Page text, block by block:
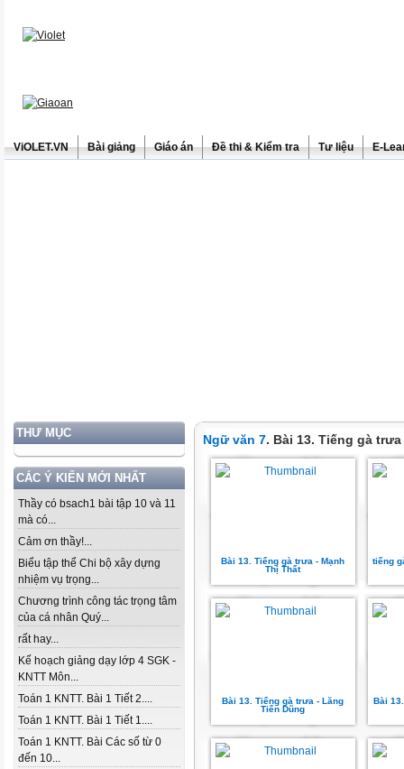
ViOLET.VN Bài giảng Giáo án Đề thi & Kiểm tra Tư liệu E-
THƯ MỤC
CÁC Ý KIẾN MỚI NHẤT
Thầy có bsach1 bài tập 10 và 11
mà có...
Cảm ơn thầy!...
Biểu tập thể Chi bộ xây dựng
nhiệm vụ trọng...
Chương trình công tác trọng tâm
của cá nhân Quý...
rất hay...
Kế hoạch giảng dạy lớp 4 SGK -
KNTT Môn...
Toán 1 KNTT. Bài 1 Tiết 2....
Toán 1 KNTT. Bài 1 Tiết 1....
Toán 1 KNTT. Bài Các số từ 0
đến 10...
Ngữ văn 7. Bài 13. Tiếng gà trưa
Bài 13. Tiếng gà trưa - Mạnh
Thị Thất
tiếng
Bài 13. Tiếng gà trưa - Lăng
Tiến Dũng
Bài